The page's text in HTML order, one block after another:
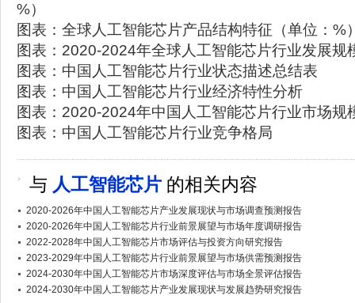
%）
图表：全球人工智能芯片产品结构特征（单位：%
图表：2020-2024年全球人工智能芯片行业发展规
图表：中国人工智能芯片行业状态描述总结表
图表：中国人工智能芯片行业经济特性分析
图表：2020-2024年中国人工智能芯片行业市场规
图表：中国人工智能芯片行业竞争格局
与 人工智能芯片 的相关内容
2020-2026年中国人工智能芯片产业发展现状与市场调查预测报告
2020-2026年中国人工智能芯片行业前景展望与市场年度调研报告
2022-2028年中国人工智能芯片市场评估与投资方向研究报告
2023-2029年中国人工智能芯片行业前景展望与市场供需预测报告
2024-2030年中国人工智能芯片市场深度评估与市场全景评估报告
2024-2030年中国人工智能芯片产业发展现状与发展趋势研究报告